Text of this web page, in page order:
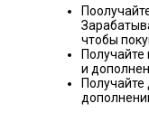
чтобы
Получайте
и
Получайте